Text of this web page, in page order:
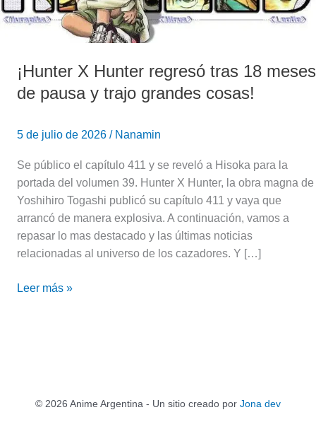
¡Hunter X Hunter regresó tras 18 meses
de pausa y trajo grandes cosas!
5 de julio de 2026 / Nanamin
Se público el capítulo 411 y se reveló a Hisoka para la
portada del volumen 39. Hunter X Hunter, la obra magna de
Yoshihiro Togashi publicó su capítulo 411 y vaya que
arrancó de manera explosiva. A continuación, vamos a
repasar lo mas destacado y las últimas noticias
relacionadas al universo de los cazadores. Y […]
pausa
y
cosas!
Leer más »
© 2026 Anime Argentina - Un sitio creado por Jona dev